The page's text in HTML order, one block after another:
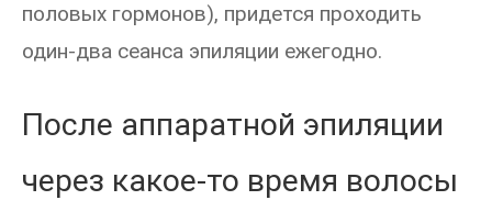
половых гормонов), придется проходить
один-два сеанса эпиляции ежегодно.
После аппаратной эпиляции
через какое-то время волосы